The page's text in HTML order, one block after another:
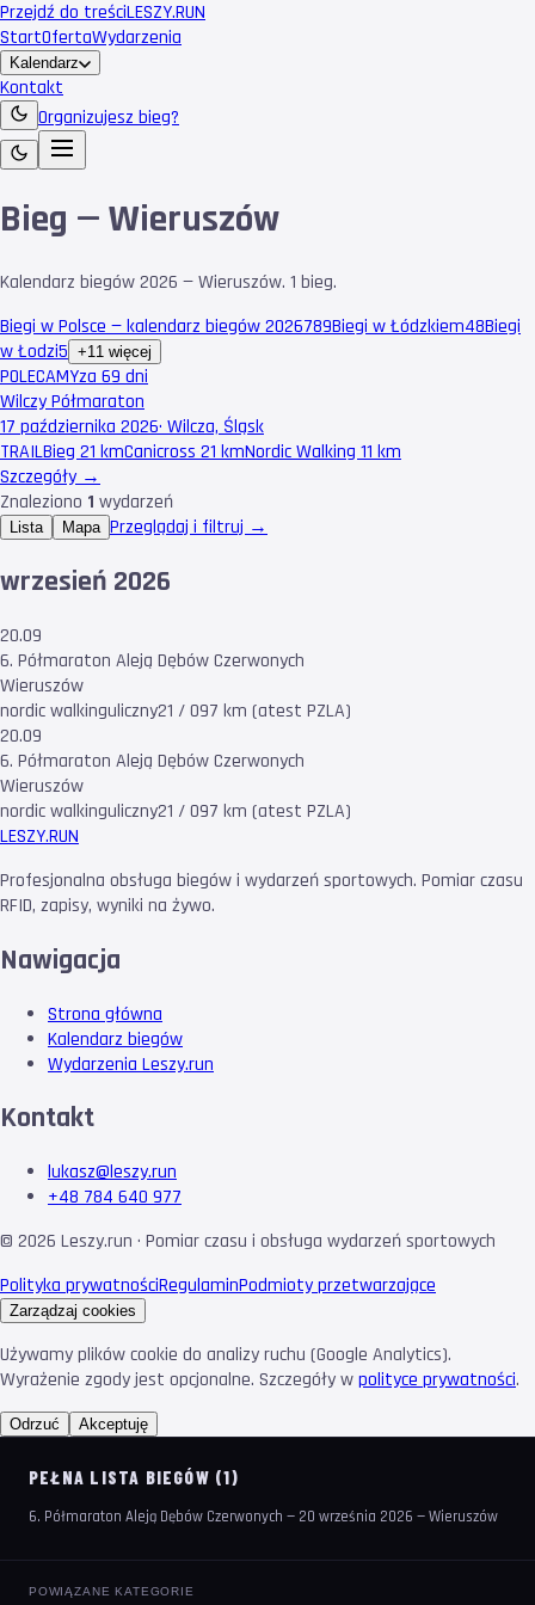
Przejdź do treściLESZY.RUN
StartOfertaWydarzenia
Kalendarz
Kontakt
Organizujesz bieg?
Bieg — Wieruszów
Kalendarz biegów 2026 — Wieruszów. 1 bieg.
Biegi w Polsce — kalendarz biegów 2026789Biegi w Łódzkiem48Biegi
w Łodzi5 +11 więcej
POLECAMYza 69 dni
Wilczy Półmaraton
17 października 2026· Wilcza, Śląsk
TRAILBieg 21 kmCanicross 21 kmNordic Walking 11 km
Szczegóły →
Znaleziono 1 wydarzeń
Lista Mapa Przeglądaj i filtruj →
wrzesień 2026
20.09
6. Półmaraton Aleją Dębów Czerwonych
Wieruszów
nordic walkinguliczny21 / 097 km (atest PZLA)
20.09
6. Półmaraton Aleją Dębów Czerwonych
Wieruszów
nordic walkinguliczny21 / 097 km (atest PZLA)
LESZY.RUN
Profesjonalna obsługa biegów i wydarzeń sportowych. Pomiar czasu
RFID, zapisy, wyniki na żywo.
Nawigacja
Strona główna
Kalendarz biegów
Wydarzenia Leszy.run
Kontakt
lukasz@leszy.run
+48 784 640 977
© 2026 Leszy.run · Pomiar czasu i obsługa wydarzeń sportowych
Polityka prywatnościRegulaminPodmioty przetwarzające
Zarządzaj cookies
Używamy plików cookie do analizy ruchu (Google Analytics).
Wyrażenie zgody jest opcjonalne. Szczegóły wpolityce prywatności.
Odrzuć Akceptuję
PEŁNA LISTA BIEGÓW (1)
6. Półmaraton Aleją Dębów Czerwonych — 20 września 2026 — Wieruszów
POWIĄZANE KATEGORIE